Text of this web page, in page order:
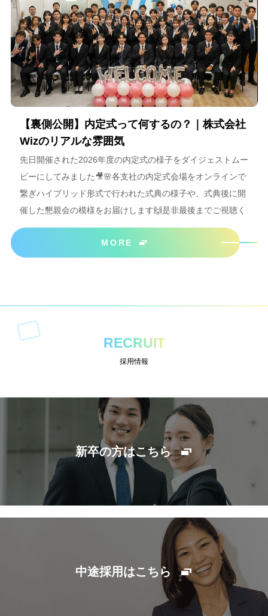
【裏側公開】内定式って何するの？｜株式会社
Wizのリアルな雰囲気
先日開催された2026年度の内定式の様子をダイジェストムー
ビーにしてみました🎥🌸各支社の内定式会場をオンラインで
繋ぎハイブリッド形式で行われた式典の様子や、式典後に開
催した懇親会の模様をお届けします🙌是非最後までご視聴く
ださいね＾＾
MORE
RECRUIT
採用情報
新卒の方はこちら
中途採用はこちら